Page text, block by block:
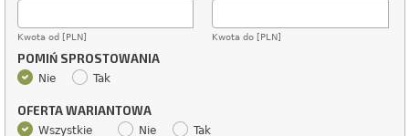
Kwota od [PLN] Kwota do [PLN]
POMIŃ SPROSTOWANIA
Nie Tak
OFERTA WARIANTOWA
Wszystkie Nie Tak